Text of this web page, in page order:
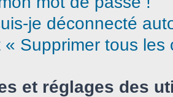
je déconnecté
Supprimer tous les
et réglages des